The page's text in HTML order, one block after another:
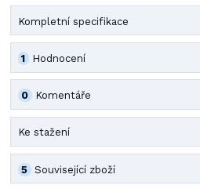
Kompletní specifikace
Hodnocení
1
Komentáře
0
Ke stažení
Související zboží
5